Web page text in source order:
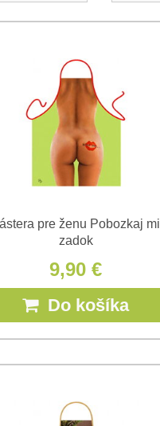
pre ženu Pobozkaj mi
zadok
9,90 €
Do košíka